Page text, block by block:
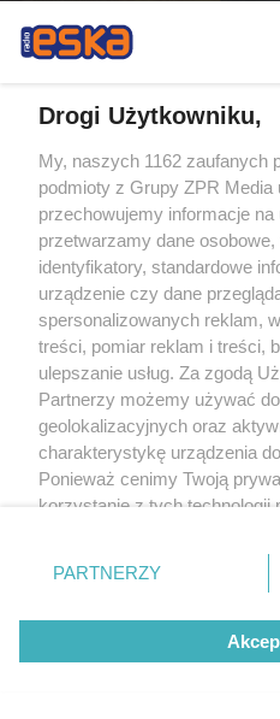
Drogi Użytkowniku,
My, naszych 1162 zaufanych
podmioty z Grupy ZPR
przechowujemy informacje na
przetwarzamy dane
identyfikatory, standardowe
urządzenie czy dane
spersonalizowanych reklam,
treści, pomiar reklam i treści,
ulepszanie usług. Za zgodą
Partnerzy możemy używać
geolokalizacyjnych oraz
charakterystykę urządzenia
Ponieważ cenimy Twoją
korzystanie z tych technologii
zmienić/wycofać klikając
znajdujący się w lewym
rodzaje przetwarzania
użytkownika, ale masz prawo
przetwarzaniu. Preferencje
PARTNERZY